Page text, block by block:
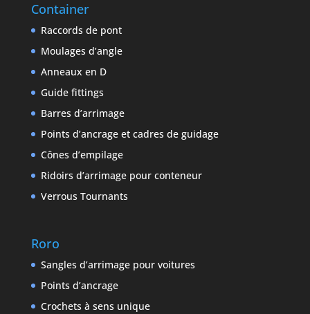
Container
Raccords de pont
Moulages d’angle
Anneaux en D
Guide fittings
Barres d’arrimage
Points d’ancrage et cadres de guidage
Cônes d’empilage
Ridoirs d’arrimage pour conteneur
Verrous Tournants
Roro
Sangles d’arrimage pour voitures
Points d’ancrage
Crochets à sens unique